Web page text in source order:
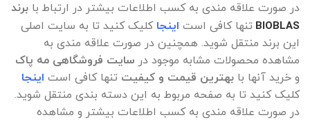
در صورت علاقه مندی به کسب اطلاعات بیشتر در ارتباط با برند
BIOBLAS تنها کافی است اینجا کلیک کنید تا به سایت اصلی
این برند منتقل شوید. همچنین در صورت علاقه مندی به
مشاهده محصولات مشابه موجود در سایت فروشگاهی مه پاک
و خرید آنها با بهترین قیمت و کیفیت تنها کافی است اینجا
کلیک کنید تا به صفحه مربوط به این دسته بندی منتقل شوید.
در صورت علاقه مندی به کسب اطلاعات بیشتر و مشاهده